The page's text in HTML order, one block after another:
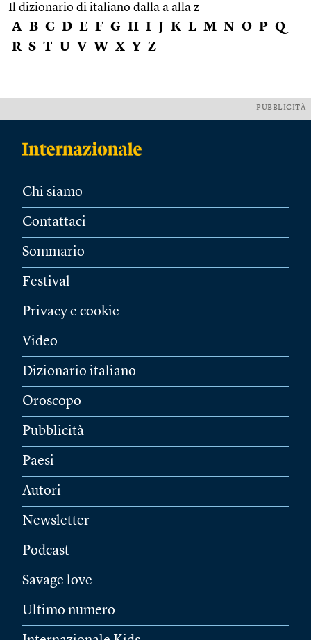
Il dizionario di italiano dalla a alla z
A B C D E F G H I J K L M N O P Q
R S T U V W X Y Z
PUBBLICITÀ
Chi siamo
Contattaci
Sommario
Festival
Privacy e cookie
Video
Dizionario italiano
Oroscopo
Pubblicità
Paesi
Autori
Newsletter
Podcast
Savage love
Ultimo numero